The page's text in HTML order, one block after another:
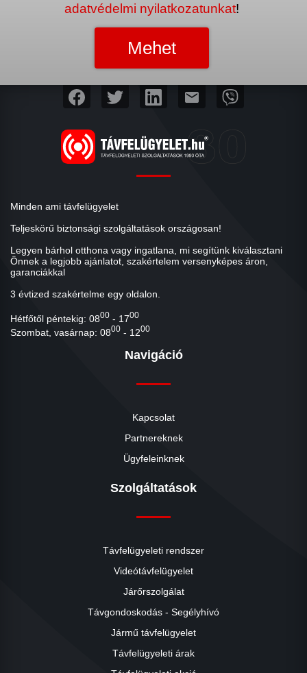
adatvédelmi nyilatkozatunkat!
mail
Minden ami távfelügyelet
Teljeskörű biztonsági szolgáltatások országosan!
Legyen bárhol otthona vagy ingatlana, mi segítünk kiválasztani
Önnek a legjobb ajánlatot, szakértelem versenyképes áron,
garanciákkal
3 évtized szakértelme egy oldalon.
Hétfőtől péntekig: 0800 - 1700
Szombat, vasárnap: 0800 - 1200
Navigáció
Kapcsolat
Partnereknek
Ügyfeleinknek
Szolgáltatások
Távfelügyeleti rendszer
Videótávfelügyelet
Járőrszolgálat
Távgondoskodás - Segélyhívó
Jármű távfelügyelet
Távfelügyeleti árak